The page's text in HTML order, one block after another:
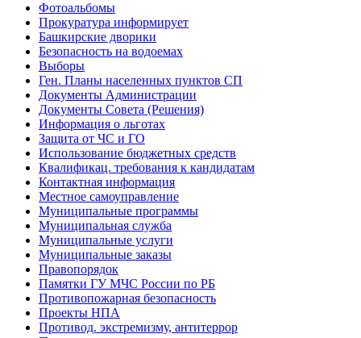
Фотоальбомы
Прокуратура информирует
Башкирские дворики
Безопасность на водоемах
Выборы
Ген. Планы населенных пунктов СП
Документы Администрации
Документы Совета (Решения)
Информация о льготах
Защита от ЧС и ГО
Использование бюджетных средств
Квалификац. требования к кандидатам
Контактная информация
Местное самоуправление
Муниципальные программы
Муниципальная служба
Муниципальные услуги
Муниципальные заказы
Правопорядок
Памятки ГУ МЧС России по РБ
Противопожарная безопасность
Проекты НПА
Противод. экстремизму, антитеррор